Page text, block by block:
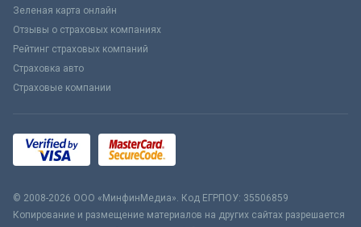
Зеленая карта онлайн
Отзывы о страховых компаниях
Рейтинг страховых компаний
Страховка авто
Страховые компании
© 2008-2026 ООО «МинфинМедиа». Код ЕГРПОУ: 35506859
Копирование и размещение материалов на других сайтах разрешается